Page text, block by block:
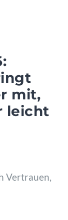
mit,
leicht
Vertrauen,